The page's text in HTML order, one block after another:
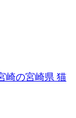
崎の宮崎県 猫